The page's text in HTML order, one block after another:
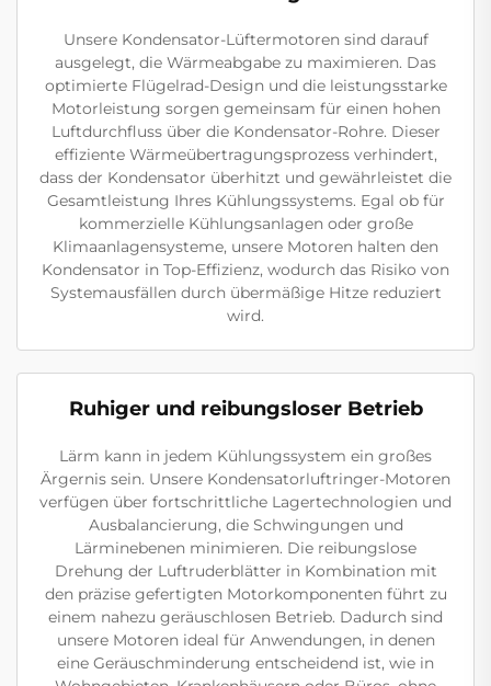
Unsere Kondensator-Lüftermotoren sind darauf
ausgelegt, die Wärmeabgabe zu maximieren. Das
optimierte Flügelrad-Design und die leistungsstarke
Motorleistung sorgen gemeinsam für einen hohen
Luftdurchfluss über die Kondensator-Rohre. Dieser
effiziente Wärmeübertragungsprozess verhindert,
dass der Kondensator überhitzt und gewährleistet die
Gesamtleistung Ihres Kühlungssystems. Egal ob für
kommerzielle Kühlungsanlagen oder große
Klimaanlagensysteme, unsere Motoren halten den
Kondensator in Top-Effizienz, wodurch das Risiko von
Systemausfällen durch übermäßige Hitze reduziert
wird.
Ruhiger und reibungsloser Betrieb
Lärm kann in jedem Kühlungssystem ein großes
Ärgernis sein. Unsere Kondensatorluftringer-Motoren
verfügen über fortschrittliche Lagertechnologien und
Ausbalancierung, die Schwingungen und
Lärminebenen minimieren. Die reibungslose
Drehung der Luftruderblätter in Kombination mit
den präzise gefertigten Motorkomponenten führt zu
einem nahezu geräuschlosen Betrieb. Dadurch sind
unsere Motoren ideal für Anwendungen, in denen
eine Geräuschminderung entscheidend ist, wie in